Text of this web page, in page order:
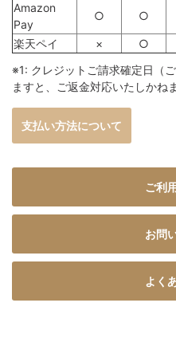
Amazon
Pay
○ ○
楽天ペイ × ○
※1: クレジットご請求確定日（
ますと、ご返金対応いたしかねま
支払い方法について
ご利
お問
よく